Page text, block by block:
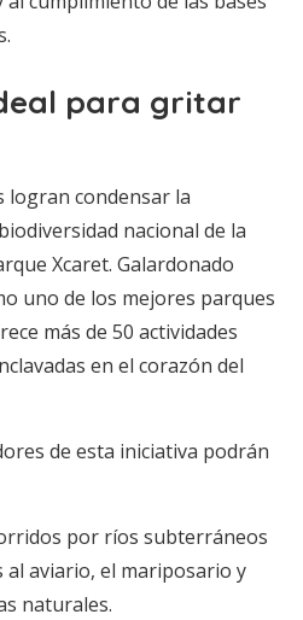
para gritar
logran condensar la
nacional de la
Xcaret. Galardonado
uno de los mejores parques
más de 50 actividades
en el corazón del
de esta iniciativa podrán
por ríos subterráneos
aviario, el mariposario y
naturales.